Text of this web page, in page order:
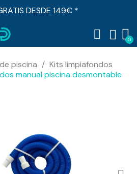
DESDE 149€ *
piscina
Kits limpiafondos
manual piscina desmontable